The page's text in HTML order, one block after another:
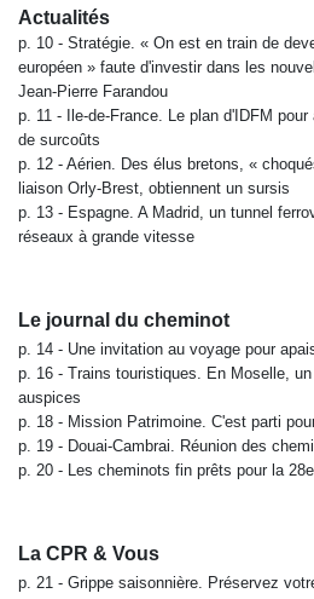
Actualités
p. 10 - Stratégie. « On est en train de
européen » faute d'investir dans les
Jean-Pierre Farandou
p. 11 - Ile-de-France. Le plan d'IDFM
de surcoûts
p. 12 - Aérien. Des élus bretons, «
liaison Orly-Brest, obtiennent un sursis
p. 13 - Espagne. A Madrid, un tunnel
réseaux à grande vitesse
Le journal du cheminot
p. 14 - Une invitation au voyage pour
p. 16 - Trains touristiques. En Moselle,
auspices
p. 18 - Mission Patrimoine. C'est parti
p. 19 - Douai-Cambrai. Réunion des
p. 20 - Les cheminots fin prêts pour la
La CPR & Vous
p. 21 - Grippe saisonnière. Préservez